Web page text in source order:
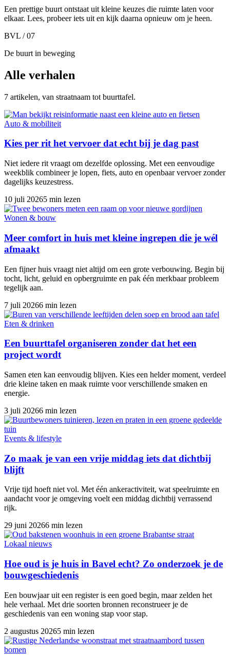
Een prettige buurt ontstaat uit kleine keuzes die ruimte laten voor
elkaar. Lees, probeer iets uit en kijk daarna opnieuw om je heen.
BVL / 07
De buurt in beweging
Alle verhalen
7 artikelen, van straatnaam tot buurttafel.
Auto & mobiliteit
Kies per rit het vervoer dat echt bij je dag past
Niet iedere rit vraagt om dezelfde oplossing. Met een eenvoudige
weekblik combineer je lopen, fiets, auto en openbaar vervoer zonder
dagelijks keuzestress.
10 juli 20265 min lezen
Wonen & bouw
Meer comfort in huis met kleine ingrepen die je wél
afmaakt
Een fijner huis vraagt niet altijd om een grote verbouwing. Begin bij
tocht, licht, geluid en opbergruimte en pak één merkbaar probleem
tegelijk aan.
7 juli 20266 min lezen
Eten & drinken
Een buurttafel organiseren zonder dat het een
project wordt
Samen eten kan eenvoudig blijven. Kies een helder moment, verdeel
drie kleine taken en maak ruimte voor verschillende smaken en
energie.
3 juli 20266 min lezen
Events & lifestyle
Zo maak je van een vrije middag iets dat dichtbij
blijft
Vrije tijd hoeft niet vol. Met één ankeractiviteit, wat speelruimte en
aandacht voor je omgeving voelt een middag dichtbij verrassend
rijk.
29 juni 20266 min lezen
Lokaal nieuws
Hoe oud is je huis in Bavel echt? Zo onderzoek je de
bouwgeschiedenis
Een bouwjaar uit een register is een goed begin, maar zelden het
hele verhaal. Met drie soorten bronnen reconstrueer je de
geschiedenis van een woning stap voor stap.
2 augustus 20265 min lezen